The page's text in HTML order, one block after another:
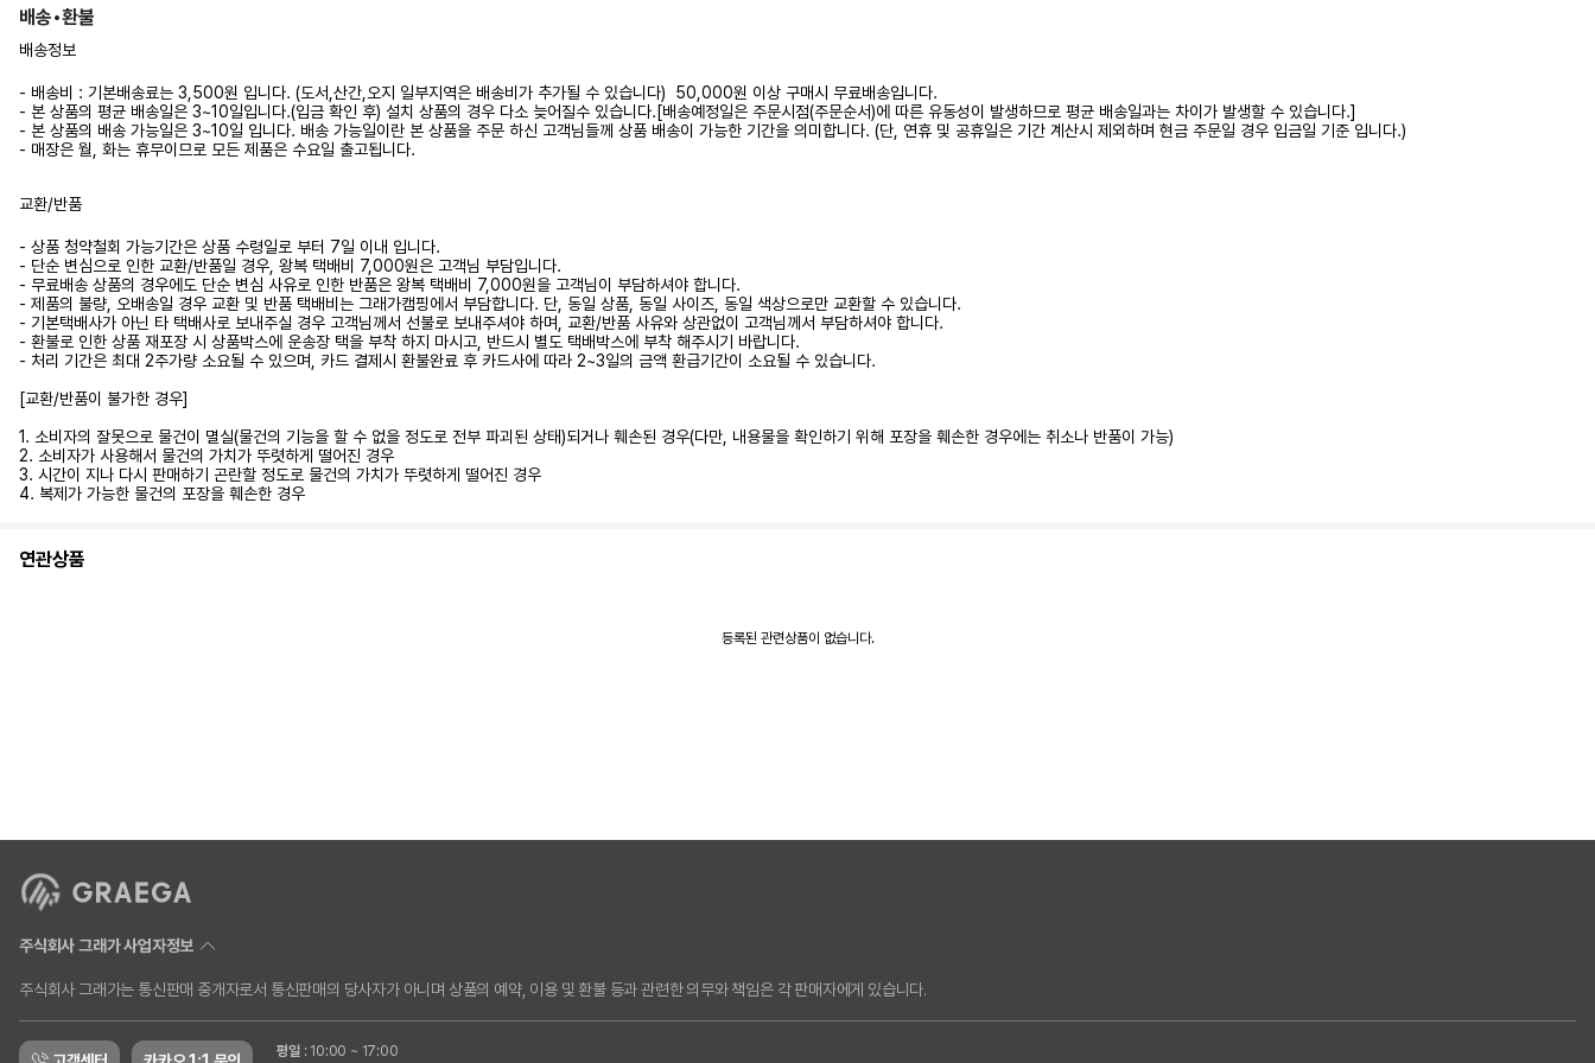
배송•환불
배송정보
- 배송비 : 기본배송료는 3,500원 입니다. (도서,산간,오지 일부지역은 배송비가 추가될 수 있습니다) 50,000원 이상 구매시 무료배송입니다.
- 본 상품의 평균 배송일은 3~10일입니다.(입금 확인 후) 설치 상품의 경우 다소 늦어질수 있습니다.[배송예정일은 주문시점(주문순서)에 따른 유동성이 발생하므로 평균 배송일과는 차이가 발생할 수 있습니다.]
- 본 상품의 배송 가능일은 3~10일 입니다. 배송 가능일이란 본 상품을 주문 하신 고객님들께 상품 배송이 가능한 기간을 의미합니다. (단, 연휴 및 공휴일은 기간 계산시 제외하며 현금 주문일 경우 입금일 기준 입니다.)
- 매장은 월, 화는 휴무이므로 모든 제품은 수요일 출고됩니다.
교환/반품
- 상품 청약철회 가능기간은 상품 수령일로 부터 7일 이내 입니다.
- 단순 변심으로 인한 교환/반품일 경우, 왕복 택배비 7,000원은 고객님 부담입니다.
- 무료배송 상품의 경우에도 단순 변심 사유로 인한 반품은 왕복 택배비 7,000원을 고객님이 부담하셔야 합니다.
- 제품의 불량, 오배송일 경우 교환 및 반품 택배비는 그래가캠핑에서 부담합니다. 단, 동일 상품, 동일 사이즈, 동일 색상으로만 교환할 수 있습니다.
- 기본택배사가 아닌 타 택배사로 보내주실 경우 고객님께서 선불로 보내주셔야 하며, 교환/반품 사유와 상관없이 고객님께서 부담하셔야 합니다.
- 환불로 인한 상품 재포장 시 상품박스에 운송장 택을 부착 하지 마시고, 반드시 별도 택배박스에 부착 해주시기 바랍니다.
- 처리 기간은 최대 2주가량 소요될 수 있으며, 카드 결제시 환불완료 후 카드사에 따라 2~3일의 금액 환급기간이 소요될 수 있습니다.
[교환/반품이 불가한 경우]
1. 소비자의 잘못으로 물건이 멸실(물건의 기능을 할 수 없을 정도로 전부 파괴된 상태)되거나 훼손된 경우(다만, 내용물을 확인하기 위해 포장을 훼손한 경우에는 취소나 반품이 가능)
2. 소비자가 사용해서 물건의 가치가 뚜렷하게 떨어진 경우
3. 시간이 지나 다시 판매하기 곤란할 정도로 물건의 가치가 뚜렷하게 떨어진 경우
4. 복제가 가능한 물건의 포장을 훼손한 경우
연관상품
등록된 관련상품이 없습니다.
주식회사 그래가 사업자정보
주식회사 그래가는 통신판매 중개자로서 통신판매의 당사자가 아니며 상품의 예약, 이용 및 환불 등과 관련한 의무와 책임은 각 판매자에게 있습니다.
평일: 10:00 ~ 17:00